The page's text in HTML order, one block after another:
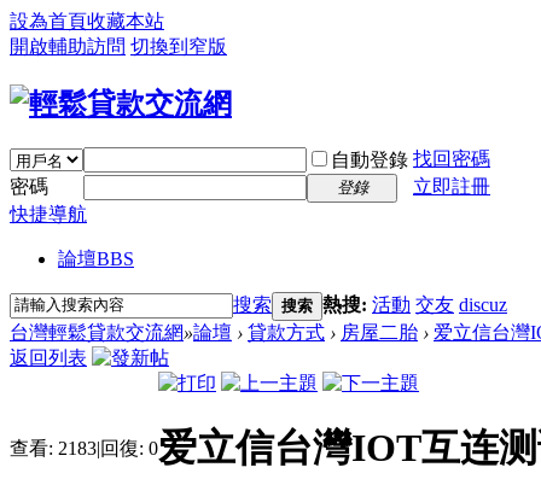
設為首頁收藏本站
開啟輔助訪問 切換到窄版
自動登錄 找回密碼
密碼
登錄
立即註冊
快捷導航
論壇BBS
搜索 搜索 熱搜: 活動 交友 discuz
台灣輕鬆貸款交流網»論壇 › 貸款方式 › 房屋二胎 › 爱立信台灣
返回列表
查看: 2183|回復: 0爱立信台灣IOT互连